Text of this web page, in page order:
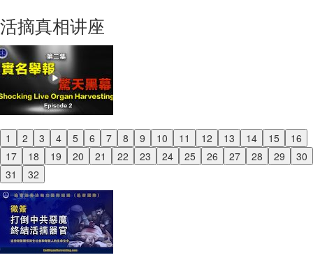
活摘真相讲座
1 2 3 4 5 6 7 8 9 10 11 12 13 14 15
16
17
18 19 20 21 22 23 24 25 26 27 28 29
30
31
32
Previous
Next